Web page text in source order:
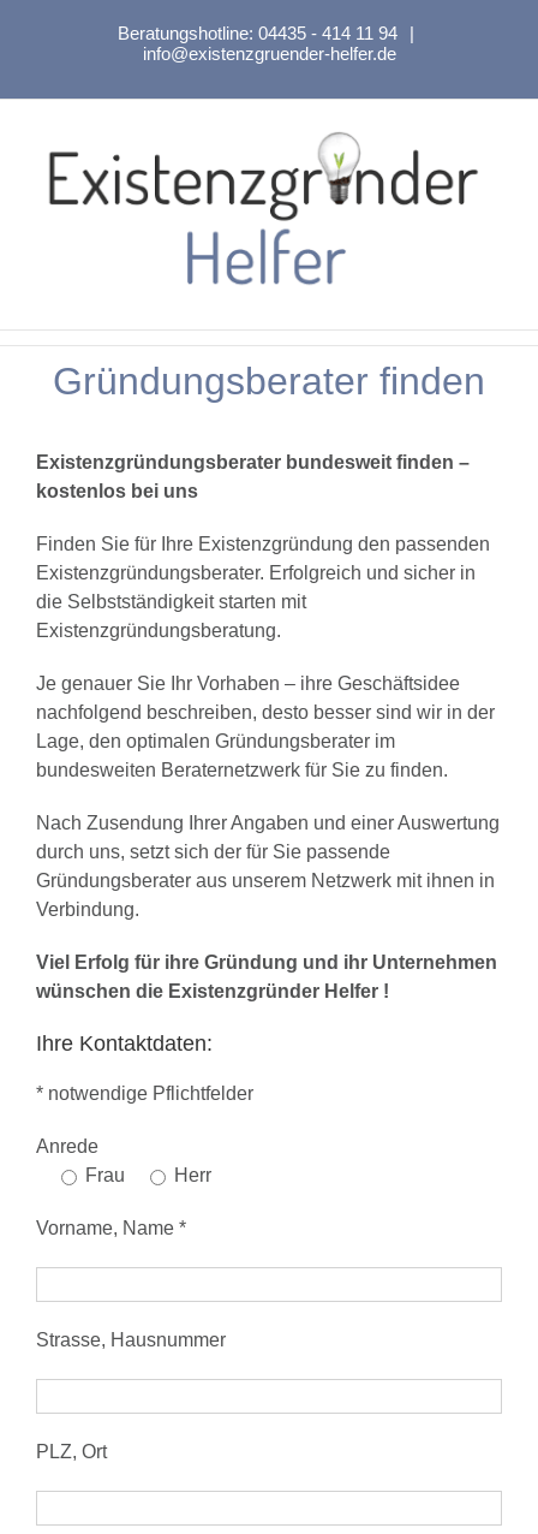
Beratungshotline: 04435 - 414 11 94
|
info@existenzgruender-helfer.de
Gründungsberater finden
Existenzgründungsberater bundesweit finden –
kostenlos bei uns
Finden Sie für Ihre Existenzgründung den passenden
Existenzgründungsberater. Erfolgreich und sicher in
die Selbstständigkeit starten mit
Existenzgründungsberatung.
Je genauer Sie Ihr Vorhaben – ihre Geschäftsidee
nachfolgend beschreiben, desto besser sind wir in der
Lage, den optimalen Gründungsberater im
bundesweiten Beraternetzwerk für Sie zu finden.
Nach Zusendung Ihrer Angaben und einer Auswertung
durch uns, setzt sich der für Sie passende
Gründungsberater aus unserem Netzwerk mit ihnen in
Verbindung.
Viel Erfolg für ihre Gründung und ihr Unternehmen
wünschen die Existenzgründer Helfer !
Ihre Kontaktdaten:
* notwendige Pflichtfelder
Anrede
Frau
Herr
Vorname, Name *
Strasse, Hausnummer
PLZ, Ort